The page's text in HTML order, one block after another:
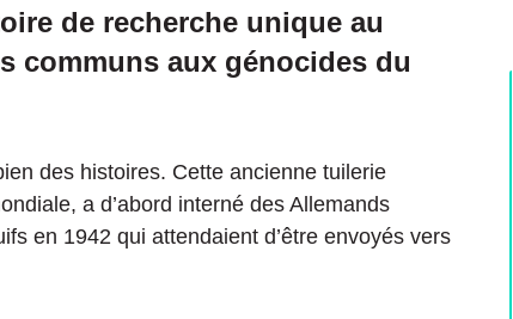
de recherche unique au
communs aux génocides du
des histoires. Cette ancienne tuilerie
a d’abord interné des Allemands
en 1942 qui attendaient d’être envoyés vers